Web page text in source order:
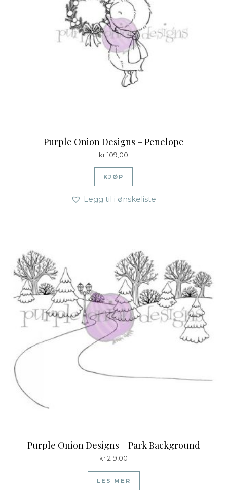
Purple Onion Designs – Penelope
kr109,00
KJØP
Legg til i ønskeliste
Purple Onion Designs – Park Background
kr219,00
LES MER